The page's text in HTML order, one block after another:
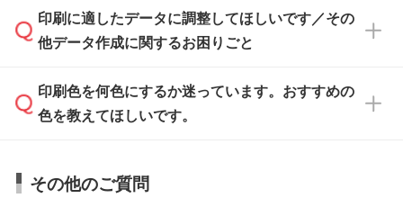
ご入稿後は経験豊富なスタッフがデータに不備
がないかチェックし、お客様と確認してから印
刷に進みますので、ご安心ください。
入稿用のテンプレートはPDF形式ですが、
IllustratorやPhotoshopで開いてご利用いただけ
方」をご確認ください。
印刷に適したデータ・解像度かどうか、担当ス
タッフが事前に確認いたします。
ムへ添付いただくか、担当スタッフ宛にメール
でお送りください。
い合わせください。
印刷に適したデータに調整してほしいです／その
他データ作成に関するお困りごと
データ作成でお困りの際には、担当スタッフが
サポートいたしますのでお気軽にご相談くださ
から添付してお送りください。
印刷色を何色にするか迷っています。おすすめの
色を教えてほしいです。
お見積・ご注文・
相談いただきますと、担当スタッフがお客様の
その他のご質問